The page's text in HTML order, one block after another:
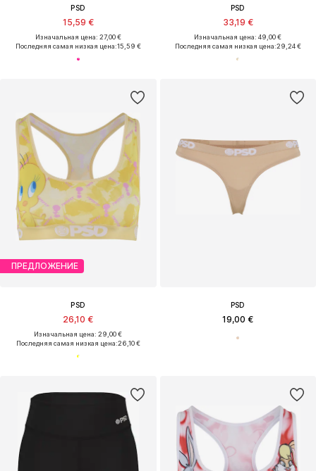
PSD
15,59 €
Изначальная цена: 27,00 €
Последняя самая низкая цена:15,59 €
PSD
33,19 €
Изначальная цена: 49,00 €
Последняя самая низкая цена:29,24 €
ПРЕДЛОЖЕНИЕ
PSD
26,10 €
Изначальная цена: 29,00 €
Последняя самая низкая цена:26,10 €
PSD
19,00 €